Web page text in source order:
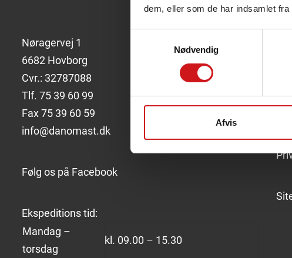
dem, eller som de har indsamlet
Nødvendig
Afvis
Nøragervej 1
6682 Hovborg
Cvr.: 32787088
Tlf. 75 39 60 99
Fax 75 39 60 59
info@danomast.dk
Følg os på Facebook
Ekspeditions tid:
Mandag –
torsdag
kl. 09.00 – 15.30